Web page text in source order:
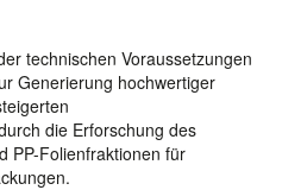
technischen Voraussetzungen
Generierung hochwertiger
die Erforschung des
PP-Folienfraktionen für